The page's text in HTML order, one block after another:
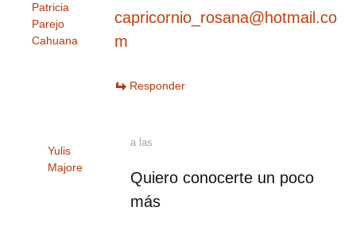
Patricia
Parejo
Cahuana
capricornio_rosana@hotmail.co
m
Responder
Yulis
Majore
a las
Quiero conocerte un poco
más